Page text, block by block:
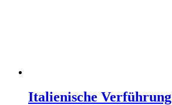
Italienische Verführung